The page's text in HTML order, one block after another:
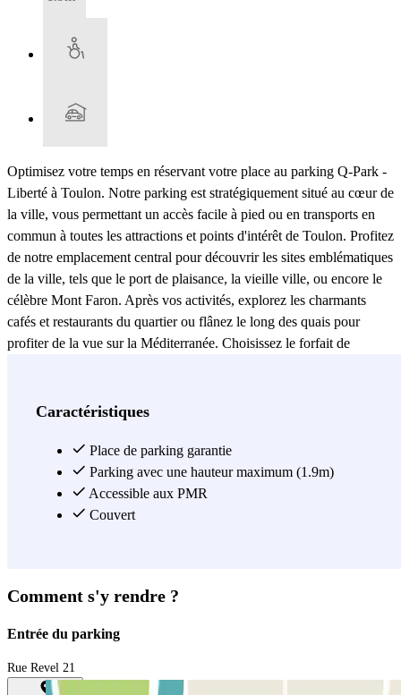
Optimisez votre temps en réservant votre place au parking Q-Park -
Liberté à Toulon. Notre parking est stratégiquement situé au cœur de
la ville, vous permettant un accès facile à pied ou en transports en
commun à toutes les attractions et points d'intérêt de Toulon. Profitez
de notre emplacement central pour découvrir les sites emblématiques
de la ville, tels que le port de plaisance, la vieille ville, ou encore le
célèbre Mont Faron. Après vos activités, explorez les charmants
cafés et restaurants du quartier ou flânez le long des quais pour
profiter de la vue sur la Méditerranée. Choisissez le forfait de
ligne et réservation rapide pour une expérience de stationnement
Voir plus
Caractéristiques
Place de parking garantie
Parking avec une hauteur maximum (1.9m)
Accessible aux PMR
Couvert
Comment s'y rendre ?
Entrée du parking
Rue Revel 21